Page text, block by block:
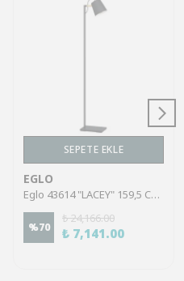
SEPETE EKLE
EGLO
Eglo 43614 "LACEY" 159,5 Cm Yüksekliğinde Çelik, Ahşap Köşe Lambası Lambader
%70
₺ 24,166.00
₺ 7,141.00